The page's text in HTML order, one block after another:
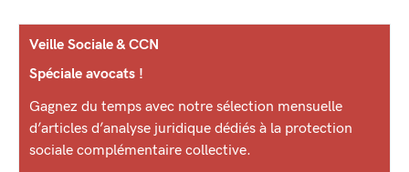
Veille Sociale & CCN
Spéciale avocats !
Gagnez du temps avec notre sélection mensuelle
d’articles d’analyse juridique dédiés à la protection
sociale complémentaire collective.